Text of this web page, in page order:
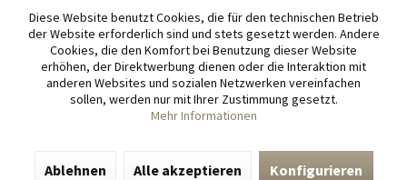
Diese Website benutzt Cookies, die für den technischen Betrieb
der Website erforderlich sind und stets gesetzt werden. Andere
Cookies, die den Komfort bei Benutzung dieser Website
erhöhen, der Direktwerbung dienen oder die Interaktion mit
anderen Websites und sozialen Netzwerken vereinfachen
sollen, werden nur mit Ihrer Zustimmung gesetzt.
Mehr Informationen
Ablehnen Alle akzeptieren Konfigurieren